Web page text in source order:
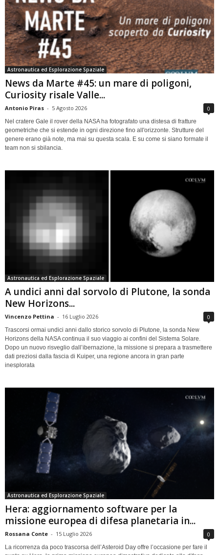
Astronautica ed Esplorazione Spaziale
News da Marte #45: un mare di poligoni,
Curiosity risale Valle...
Antonio Piras - 5 Agosto 2026 0
Nel cratere Gale il rover della NASA ha fotografato una distesa di fratture
geometriche che si estende in ogni direzione fino all'orizzonte. Strutture del
genere erano già note, ma mai su questa scala. E su come si siano formate il
team non si sbilancia.
Astronautica ed Esplorazione Spaziale
A undici anni dal sorvolo di Plutone, la sonda
New Horizons...
Vincenzo Pettina - 16 Luglio 2026 0
Trascorsi ormai undici anni dallo storico sorvolo di Plutone, la sonda New
Horizons della NASA continua il suo viaggio ai confini del Sistema Solare.
Dopo un nuovo risveglio dall’ibernazione, la missione si prepara a trasmettere
dati preziosi dalla fascia di Kuiper, una regione ancora in gran parte
inesplorata
Astronautica ed Esplorazione Spaziale
Hera: aggiornamento software per la
missione europea di difesa planetaria in...
Rossana Conte - 15 Luglio 2026 0
La ricorrenza da poco trascorsa dell’Asteroid Day offre l’occasione per fare il